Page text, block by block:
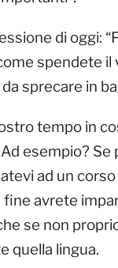
di oggi:
spendete il
sprecare in
tempo in
esempio? Se
ad un corso
fine avrete
se non
quella lingua.